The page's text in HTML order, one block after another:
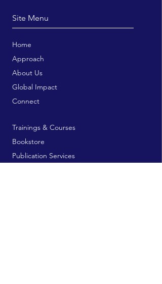
Site Menu
Home
Approach
About Us
Global Impact
Connect
Trainings & Courses
Bookstore
Publication Services